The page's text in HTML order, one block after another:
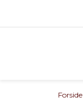
Forside